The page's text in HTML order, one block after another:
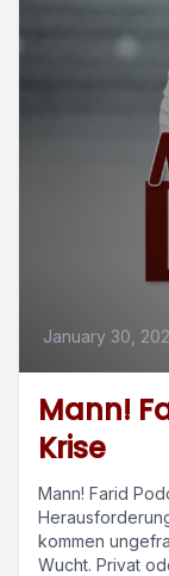
January 30,
Mann!
Krise
Mann! Farid
kommen
Wucht. Privat